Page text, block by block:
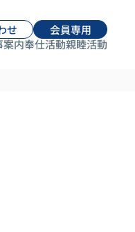
せ
会員専用
案内奉仕活動親睦活動